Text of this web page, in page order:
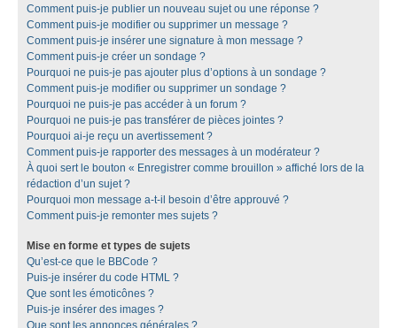
Comment puis-je publier un nouveau sujet ou une réponse ?
Comment puis-je modifier ou supprimer un message ?
Comment puis-je insérer une signature à mon message ?
Comment puis-je créer un sondage ?
Pourquoi ne puis-je pas ajouter plus d’options à un sondage ?
Comment puis-je modifier ou supprimer un sondage ?
Pourquoi ne puis-je pas accéder à un forum ?
Pourquoi ne puis-je pas transférer de pièces jointes ?
Pourquoi ai-je reçu un avertissement ?
Comment puis-je rapporter des messages à un modérateur ?
À quoi sert le bouton « Enregistrer comme brouillon » affiché lors de la
rédaction d’un sujet ?
Pourquoi mon message a-t-il besoin d’être approuvé ?
Comment puis-je remonter mes sujets ?
Mise en forme et types de sujets
Qu’est-ce que le BBCode ?
Puis-je insérer du code HTML ?
Que sont les émoticônes ?
Puis-je insérer des images ?
Que sont les annonces générales ?